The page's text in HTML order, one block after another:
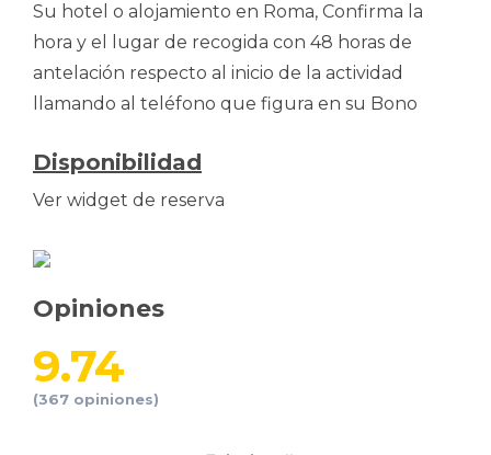
Su hotel o alojamiento en Roma, Confirma la
hora y el lugar de recogida con 48 horas de
antelación respecto al inicio de la actividad
llamando al teléfono que figura en su Bono
Disponibilidad
Ver widget de reserva
Opiniones
9.74
(367 opiniones)